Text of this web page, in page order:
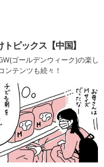
ピックス【中国】
ゴールデンウィーク)の楽し
ンテンツも続々！